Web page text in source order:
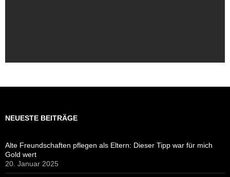
NEUESTE BEITRÄGE
Alte Freundschaften pflegen als Eltern: Dieser Tipp war für mich
Gold wert
20. Januar 2025